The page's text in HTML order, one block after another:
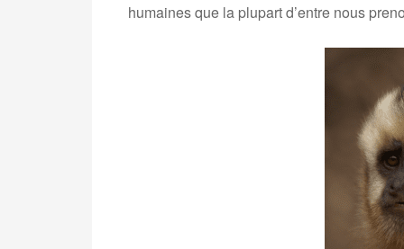
humaines que la plupart d’entre nous